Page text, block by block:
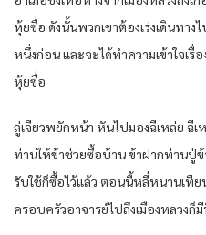
หุ้ยซื่อ ดังนั้นพวกเขาต้องเร่งเดินทา
หนึ่งก่อน และจะได้ทำความเข้าใจเ
หุ้ยซื่อ
ลู่เจียวพยักหน้า หันไปมองฉีเหล่ย ฉี
ท่านให้ข้าช่วยซื้อบ้าน ข้าฝากท่านปู่
รับใช้ก็ซื้อไว้แล้ว ตอนนี้หลี่หนานเทีย
ครอบครัวอาจารย์ไปถึงเมืองหลวงก็